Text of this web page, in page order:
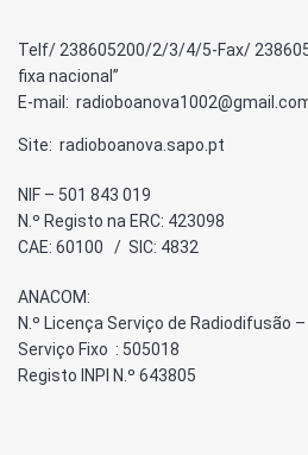
Telf/ 238605200/2/3/4/5-Fax/
fixa nacional”
E-mail:
Site: radioboanova.sapo.pt
NIF – 501 843 019
N.º Registo na ERC: 423098
CAE: 60100 / SIC: 4832
ANACOM:
N.º Licença Serviço de Radiodifusão
Serviço Fixo : 505018
Registo INPI N.º 643805